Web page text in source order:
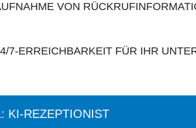
VON
7-ERREICHBARKEIT FÜR IHR
KI-REZEPTIONIST